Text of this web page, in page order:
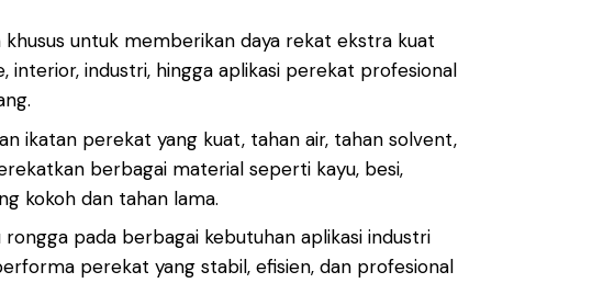
untuk memberikan daya rekat ekstra kuat
interior, industri, hingga aplikasi perekat profesional
ikatan perekat yang kuat, tahan air, tahan solvent,
berbagai material seperti kayu, besi,
kokoh dan tahan lama.
pada berbagai kebutuhan aplikasi industri
perekat yang stabil, efisien, dan profesional